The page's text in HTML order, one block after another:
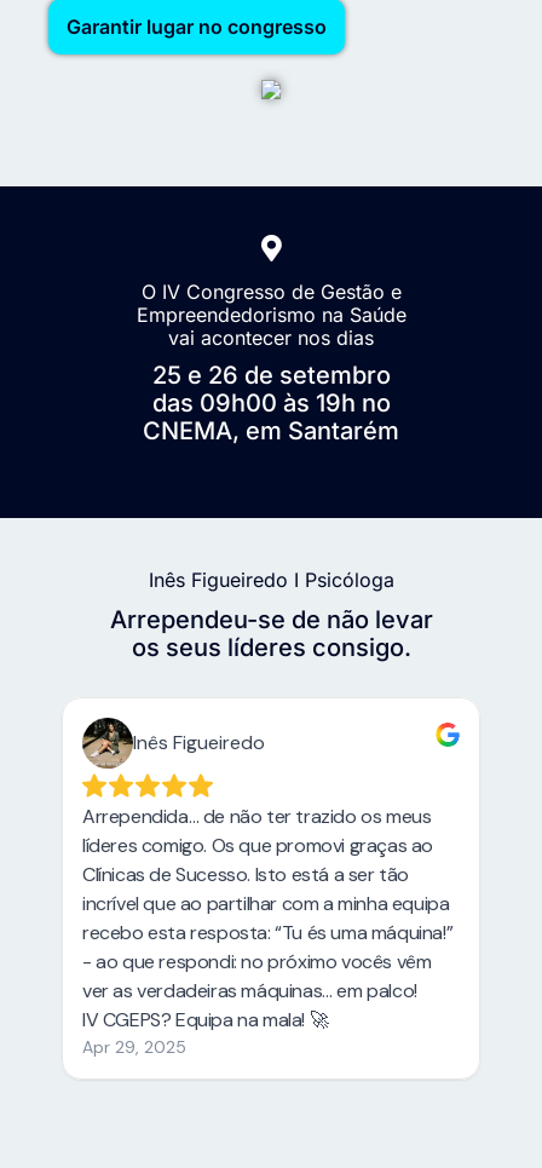
Garantir lugar no congresso
O IV Congresso de Gestão e
Empreendedorismo na Saúde
vai acontecer nos dias
25 e 26 de setembro
das 09h00 às 19h no
CNEMA, em Santarém
Inês Figueiredo I Psicóloga
Arrependeu-se de não levar
os seus líderes consigo.